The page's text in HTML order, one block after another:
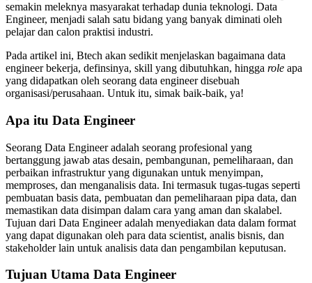
semakin meleknya masyarakat terhadap dunia teknologi. Data
Engineer, menjadi salah satu bidang yang banyak diminati oleh
pelajar dan calon praktisi industri.
Pada artikel ini, Btech akan sedikit menjelaskan bagaimana data
engineer bekerja, definsinya, skill yang dibutuhkan, hingga role apa
yang didapatkan oleh seorang data engineer disebuah
organisasi/perusahaan. Untuk itu, simak baik-baik, ya!
Apa itu Data Engineer
Seorang Data Engineer adalah seorang profesional yang
bertanggung jawab atas desain, pembangunan, pemeliharaan, dan
perbaikan infrastruktur yang digunakan untuk menyimpan,
memproses, dan menganalisis data. Ini termasuk tugas-tugas seperti
pembuatan basis data, pembuatan dan pemeliharaan pipa data, dan
memastikan data disimpan dalam cara yang aman dan skalabel.
Tujuan dari Data Engineer adalah menyediakan data dalam format
yang dapat digunakan oleh para data scientist, analis bisnis, dan
stakeholder lain untuk analisis data dan pengambilan keputusan.
Tujuan Utama Data Engineer